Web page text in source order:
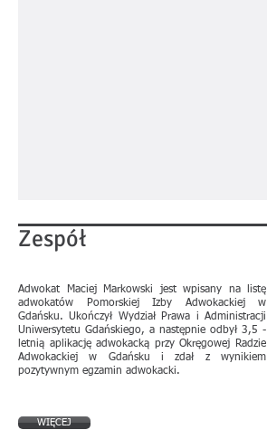
Zespół
Adwokat Maciej Markowski jest wpisany na listę
adwokatów Pomorskiej Izby Adwokackiej w
Gdańsku. Ukończył Wydział Prawa i Administracji
Uniwersytetu Gdańskiego, a następnie odbył 3,5 -
letnią aplikację adwokacką przy Okręgowej Radzie
Adwokackiej w Gdańsku i zdał z wynikiem
pozytywnym egzamin adwokacki.
WIĘCEJ